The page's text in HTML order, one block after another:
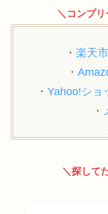
＼コンプ
・ 楽天
・
・ Yahoo!ショ
・
＼探して